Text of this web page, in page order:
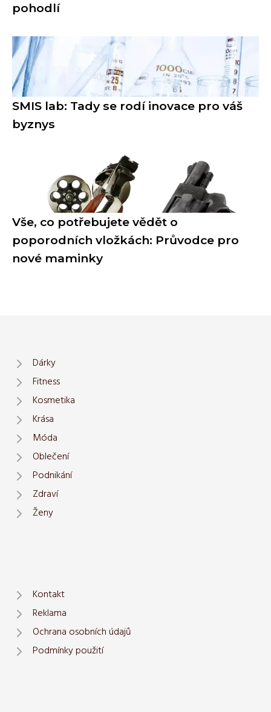
pohodlí
SMIS lab: Tady se rodí inovace pro váš
byznys
Vše, co potřebujete vědět o
poporodních vložkách: Průvodce pro
nové maminky
Dárky
Fitness
Kosmetika
Krása
Móda
Oblečení
Podnikání
Zdraví
Ženy
Kontakt
Reklama
Ochrana osobních údajů
Podmínky použití